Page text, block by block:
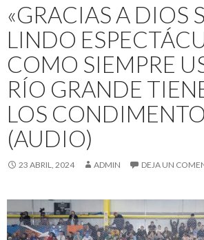
«GRACIAS A DIOS
LINDO
COMO SIEMPRE
RÍO GRANDE
LOS
(AUDIO)
23 ABRIL, 2024 ADMIN DEJA UN